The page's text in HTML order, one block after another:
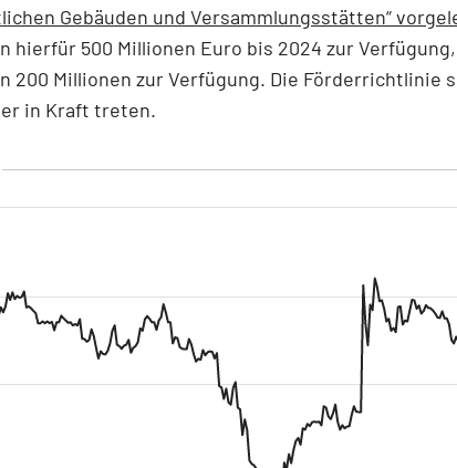
Gebäuden und Versammlungsstätten“
hierfür 500 Millionen Euro bis 2024 zur
200 Millionen zur Verfügung. Die Förderrichtlinie
in Kraft treten.